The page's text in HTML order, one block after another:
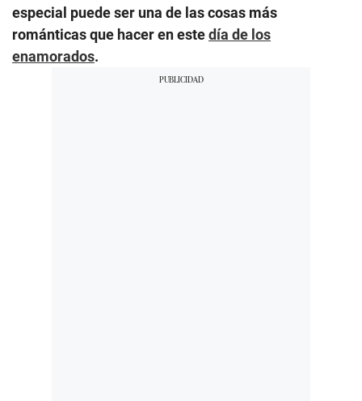
especial puede ser una de las cosas más
románticas que hacer en estedía de los
enamorados.